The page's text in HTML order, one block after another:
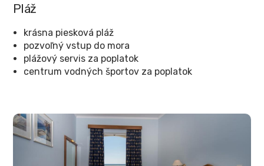
Pláž
krásna piesková pláž
pozvoľný vstup do mora
plážový servis za poplatok
centrum vodných športov za poplatok